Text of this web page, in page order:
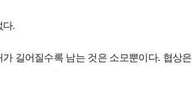
다.
길어질수록 남는 것은 소모뿐이다. 협상은